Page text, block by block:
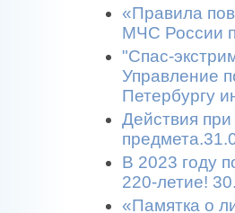
«Правила
МЧС России
"Спас-
Управление
Петербургу
Действия
В 2023 году
220-летие!
«Памятка о